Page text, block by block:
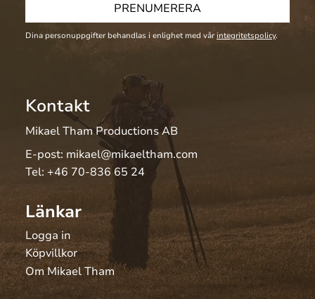
PRENUMERERA
Dina personuppgifter behandlas i enlighet med vår integritetspolicy.
Kontakt
Mikael Tham Productions AB
E-post: mikael@mikaeltham.com
Tel: +46 70-836 65 24
Länkar
Logga in
Köpvillkor
Om Mikael Tham